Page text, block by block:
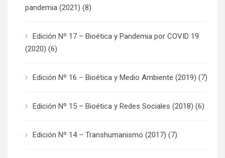
pandemia (2021) (8)
Edición Nº 17 – Bioética y Pandemia por COVID 19
(2020) (6)
Edición Nº 16 – Bioética y Medio Ambiente (2019) (7)
Edición Nº 15 – Bioética y Redes Sociales (2018) (6)
Edición Nº 14 – Transhumanismo (2017) (7)